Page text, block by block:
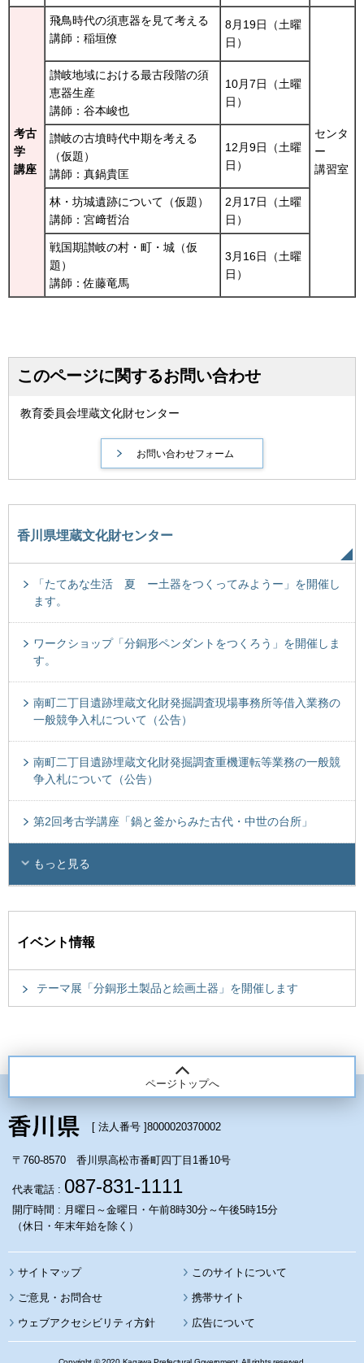
考古
学
講座
飛鳥時代の須恵器を見て考える
講師：稲垣僚
8月19日（土曜
日）
センタ
ー
講習室
讃岐地域における最古段階の須
恵器生産
講師：谷本峻也
10月7日（土曜
日）
讃岐の古墳時代中期を考える
（仮題）
講師：真鍋貴匡
12月9日（土曜
日）
林・坊城遺跡について（仮題）
講師：宮﨑哲治
2月17日（土曜
日）
戦国期讃岐の村・町・城（仮
題）
講師：佐藤竜馬
3月16日（土曜
日）
このページに関するお問い合わせ
教育委員会埋蔵文化財センター
香川県埋蔵文化財センター
「たてあな生活 夏 ー土器をつくってみようー」を開催し
ます。
ワークショップ「分銅形ペンダントをつくろう」を開催しま
す。
南町二丁目遺跡埋蔵文化財発掘調査現場事務所等借入業務の
一般競争入札について（公告）
南町二丁目遺跡埋蔵文化財発掘調査重機運転等業務の一般競
争入札について（公告）
第2回考古学講座「鍋と釜からみた古代・中世の台所」
もっと見る
イベント情報
テーマ展「分銅形土製品と絵画土器」を開催します
ページトップへ
[ 法人番号 ]8000020370002
〒760-8570 香川県高松市番町四丁目1番10号
代表電話 : 087-831-1111
開庁時間 : 月曜日～金曜日・午前8時30分～午後5時15分
（休日・年末年始を除く）
サイトマップ このサイトについて
携帯サイト
ウェブアクセシビリティ方針 広告について